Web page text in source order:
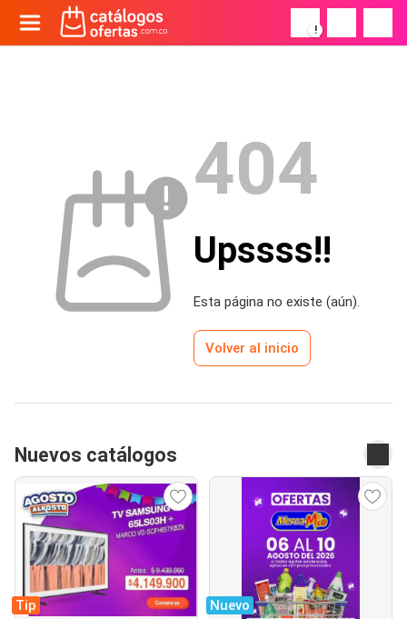
!
404
Upssss!!
Esta página no existe (aún).
Volver al inicio
Nuevos catálogos
Tip Nuevo